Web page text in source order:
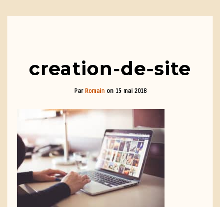
creation-de-site
Par Romain on 15 mai 2018